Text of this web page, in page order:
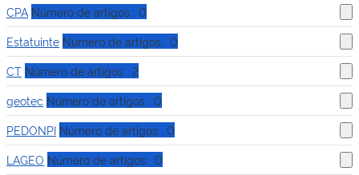
CPA Número de artigos: 0
Estatuinte Número de artigos: 0
CT Número de artigos: 2
geotec Número de artigos: 0
PEDONPI Número de artigos: 0
LAGEO Número de artigos: 0